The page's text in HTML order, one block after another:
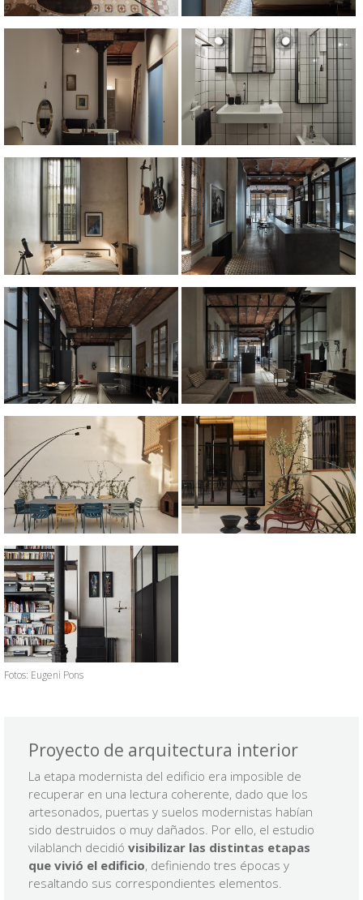
Fotos: Eugeni Pons
Proyecto de arquitectura interior
La etapa modernista del edificio era imposible de
recuperar en una lectura coherente, dado que los
artesonados, puertas y suelos modernistas habían
sido destruidos o muy dañados. Por ello, el estudio
vilablanch decidió visibilizar las distintas etapas
que vivió el edificio, definiendo tres épocas y
resaltando sus correspondientes elementos.